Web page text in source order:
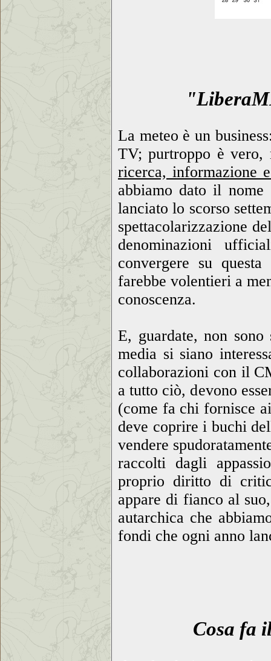
La meteo è un
TV; purtroppo è
ricerca, informazione
abbiamo dato il
lanciato lo scorso
spettacolarizzazione
denominazioni
convergere su
farebbe volentieri a
conoscenza.
E, guardate, non
media si siano
collaborazioni con il
a tutto ciò, devono
(come fa chi fornisce
deve coprire i buchi
vendere
raccolti dagli
proprio diritto di
appare di fianco al
autarchica che
fondi che ogni anno
Cosa fa